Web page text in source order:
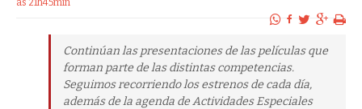
às 21h45min
Continúan las presentaciones de las películas que
forman parte de las distintas competencias.
Seguimos recorriendo los estrenos de cada día,
además de la agenda de Actividades Especiales